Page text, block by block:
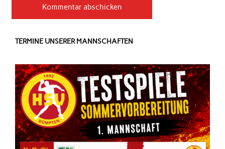
TERMINE UNSERER MANNSCHAFTEN